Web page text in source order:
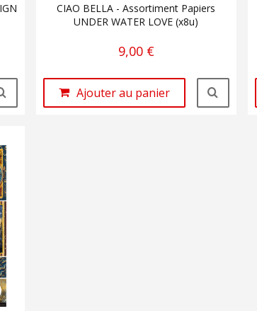
CIAO BELLA - Assortiment Papiers
UNDER WATER LOVE (x8u)
9,00 €
Ajouter au panier